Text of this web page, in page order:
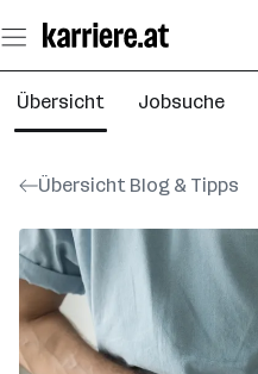
Seiteninhalt
springen
Übersicht Jobsuche
Übersicht Blog & Tipps